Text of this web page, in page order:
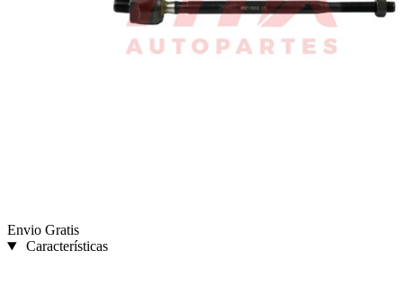
Envio Gratis
Características